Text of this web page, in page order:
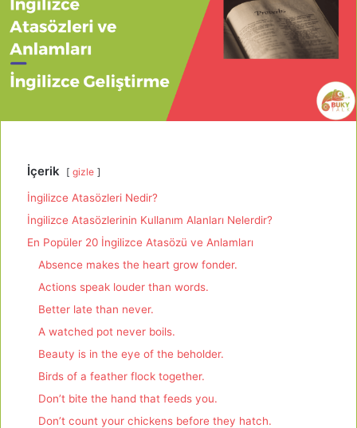
İçerik gizle
İngilizce Atasözleri Nedir?
İngilizce Atasözlerinin Kullanım Alanları Nelerdir?
En Popüler 20 İngilizce Atasözü ve Anlamları
Absence makes the heart grow fonder.
Actions speak louder than words.
Better late than never.
A watched pot never boils.
Beauty is in the eye of the beholder.
Birds of a feather flock together.
Don’t bite the hand that feeds you.
Don’t count your chickens before they hatch.